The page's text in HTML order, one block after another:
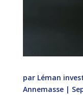
par Léman
Annemasse|